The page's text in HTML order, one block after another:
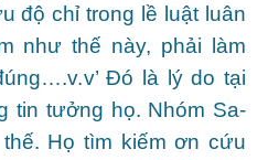
độ chỉ trong lề luật luân
như thế này, phải làm
Đó là lý do tại
tin tưởng họ. Nhóm Sa-
Họ tìm kiếm ơn cứu